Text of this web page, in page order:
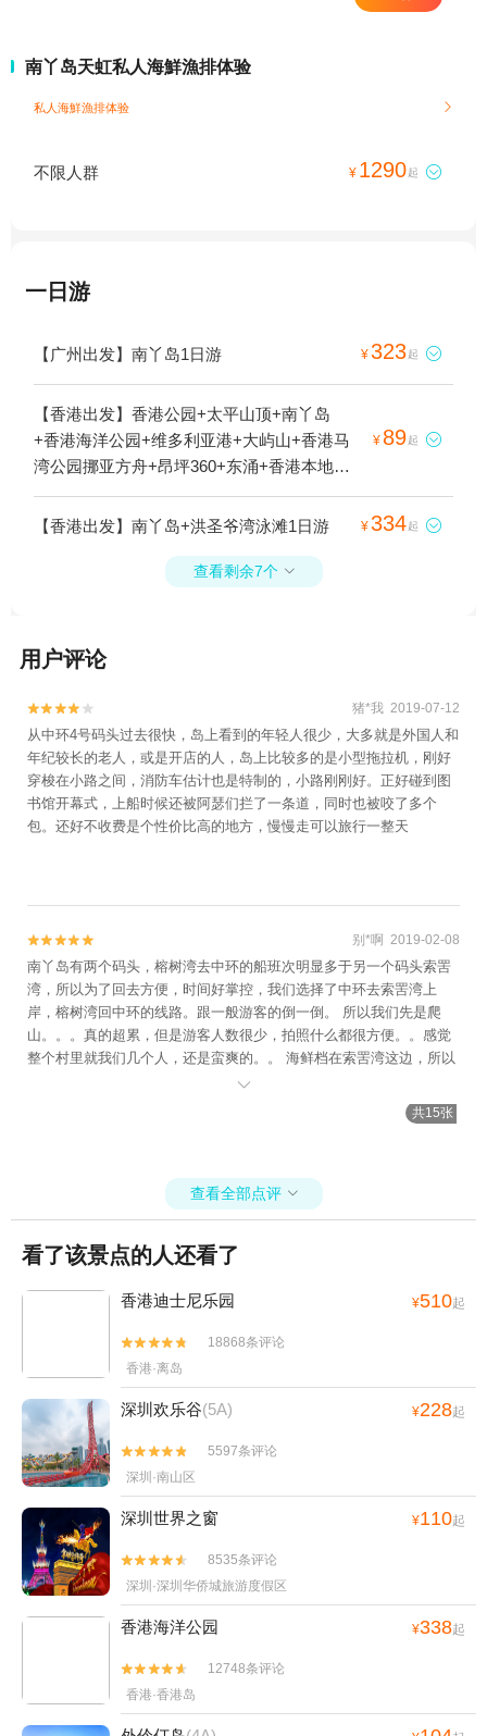
南丫岛天虹私人海鮮漁排体验
私人海鮮漁排体验 
不限人群 ¥ 1290起 
一日游
【广州出发】南丫岛1日游 ¥323起 
【香港出发】香港公园+太平山顶+南丫岛
+香港海洋公园+维多利亚港+大屿山+香港马
湾公园挪亚方舟+昂坪360+东涌+香港本地玩
乐+香港大学+大屿山郊野公园+尖沙咀-已下
线+南大屿山郊野公园1日游
¥ 89起 
【香港出发】南丫岛+洪圣爷湾泳滩1日游 ¥334起 
查看剩余7个 
用户评论

 猪*我 2019-07-12
从中环4号码头过去很快，岛上看到的年轻人很少，大多就是外国人和
年纪较长的老人，或是开店的人，岛上比较多的是小型拖拉机，刚好
穿梭在小路之间，消防车估计也是特制的，小路刚刚好。正好碰到图
书馆开幕式，上船时候还被阿瑟们拦了一条道，同时也被咬了多个
包。还好不收费是个性价比高的地方，慢慢走可以旅行一整天

 别*啊 2019-02-08
南丫岛有两个码头，榕树湾去中环的船班次明显多于另一个码头索罟
湾，所以为了回去方便，时间好掌控，我们选择了中环去索罟湾上
岸，榕树湾回中环的线路。跟一般游客的倒一倒。 所以我们先是爬
山。。。真的超累，但是游客人数很少，拍照什么都很方便。。感觉
整个村里就我们几个人，还是蛮爽的。。 海鲜档在索罟湾这边，所以
我们算是错过了，没吃。 中途看到了网红豆花，里面有一股姜味，甜
甜的，我们表示不合胃口。 千辛万苦终于到了海滩边，海滩边离榕树
湾码头近。我们晚到，所以沙滩边几乎没什么人，天气超好，沙滩也
上，量也少。汉堡包也是一百多，但至少有扎实的肉啊。不划算。 然
后逛逛，到了榕树湾，正好一班船，完美回去。 南丫岛风景不错的，
慢慢逛，慢慢看，还是很不错的。几乎看不到村民，就一栋栋房子，
有些还蛮有特色的。 不赶、慢逛，还是很舒服的。。我们这一路算是

共15张
查看全部点评 
看了该景点的人还看了
香港迪士尼乐园 ¥510起


18868条评论
香港·离岛
深圳欢乐谷(5A) ¥228起


5597条评论
深圳·南山区
深圳世界之窗 ¥110起


8535条评论
深圳·深圳华侨城旅游度假区
香港海洋公园 ¥338起


12748条评论
香港·香港岛